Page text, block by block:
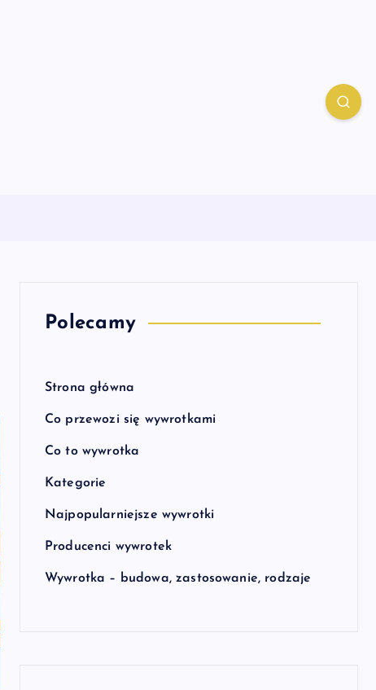
Polecamy
Strona główna
Co przewozi się wywrotkami
Co to wywrotka
Kategorie
Najpopularniejsze wywrotki
Producenci wywrotek
Wywrotka – budowa, zastosowanie, rodzaje